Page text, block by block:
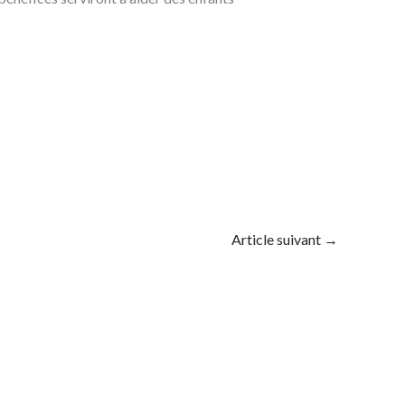
Article suivant →